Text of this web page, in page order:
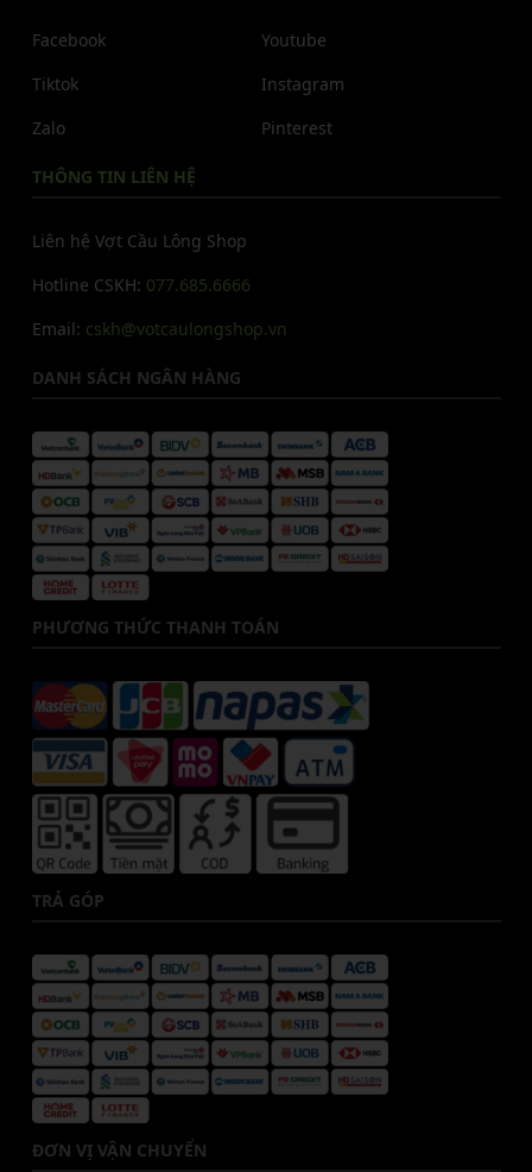
Facebook
Tiktok
Zalo
Youtube
Instagram
Pinterest
THÔNG TIN LIÊN HỆ
Liên hệ Vợt Cầu Lông Shop
Hotline CSKH: 077.685.6666
Email: cskh@votcaulongshop.vn
DANH SÁCH NGÂN HÀNG
PHƯƠNG THỨC THANH TOÁN
TRẢ GÓP
ĐƠN VỊ VẬN CHUYỂN